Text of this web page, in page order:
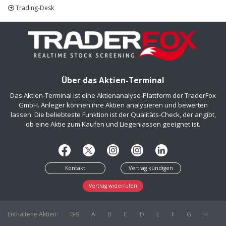
Trading-Desk
Über das Aktien-Terminal
Das Aktien-Terminal ist eine Aktienanalyse-Plattform der TraderFox
GmbH. Anleger können ihre Aktien analysieren und bewerten
lassen. Die beliebteste Funktion ist der Qualitäts-Check, der angibt,
ob eine Aktie zum Kaufen und Liegenlassen geeignet ist.
Kontakt Vertrag kündigen
Vertrag widerrufen
Enthaltene Aktien: 0-9 A B C D E F G
H